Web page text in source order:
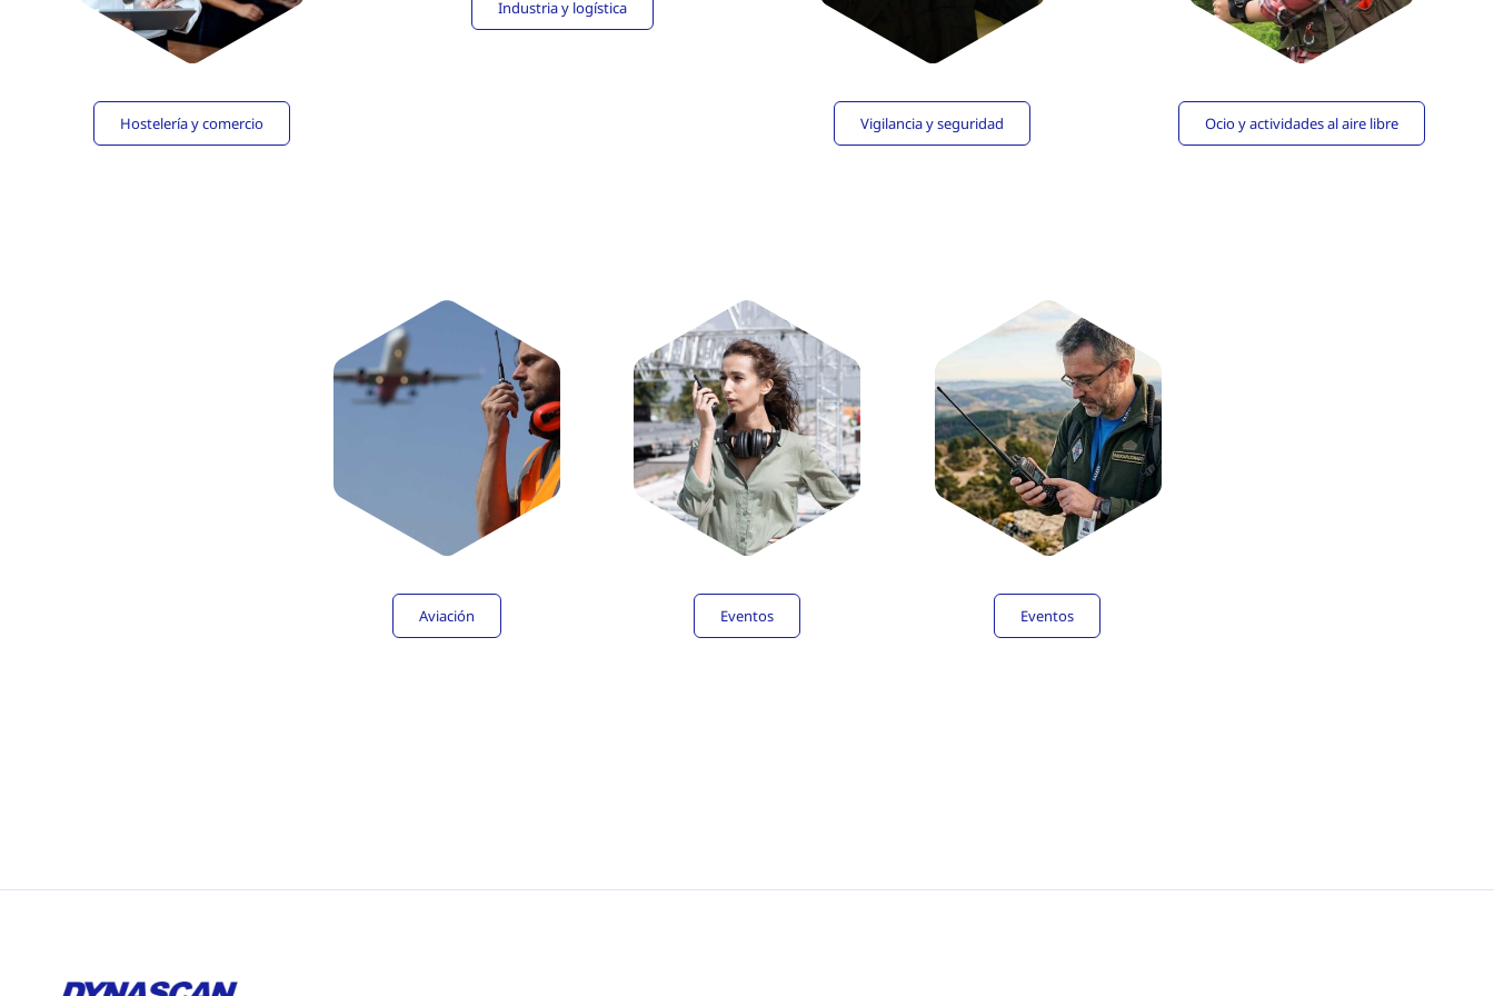
Hostelería y comercio
Industria y logística
Vigilancia y seguridad Ocio y actividades al aire libre
Aviación Eventos Eventos